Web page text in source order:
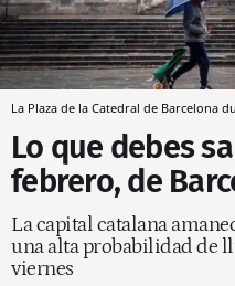
La Plaza de la Catedral de Barcelona
Lo que debes
febrero, de
La capital catalana
una alta probabilidad de
viernes